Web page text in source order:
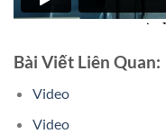
Bài Viết Liên Quan:
Video
Video